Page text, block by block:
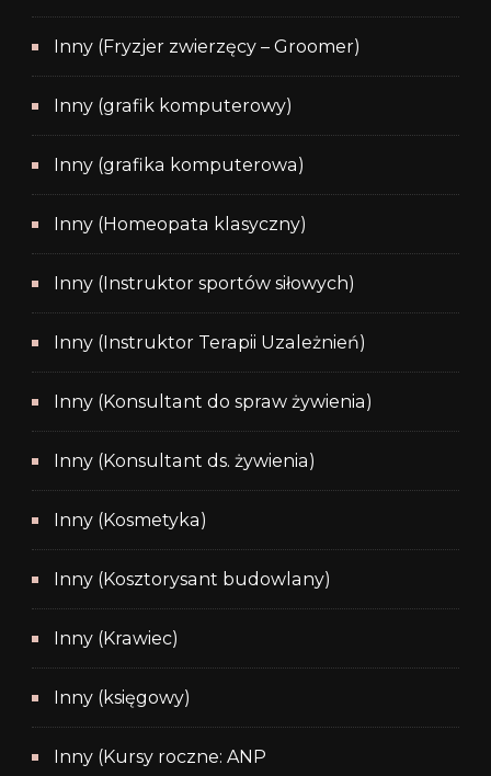
Inny (Fryzjer zwierzęcy – Groomer)
Inny (grafik komputerowy)
Inny (grafika komputerowa)
Inny (Homeopata klasyczny)
Inny (Instruktor sportów siłowych)
Inny (Instruktor Terapii Uzależnień)
Inny (Konsultant do spraw żywienia)
Inny (Konsultant ds. żywienia)
Inny (Kosmetyka)
Inny (Kosztorysant budowlany)
Inny (Krawiec)
Inny (księgowy)
Inny (Kursy roczne: ANP